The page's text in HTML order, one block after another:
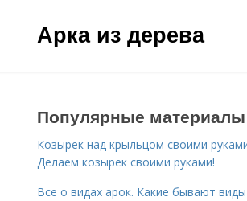
Арка из дерева
Популярные материалы
Козырек над крыльцом своими
Делаем козырек своими руками!
Все о видах арок. Какие бывают